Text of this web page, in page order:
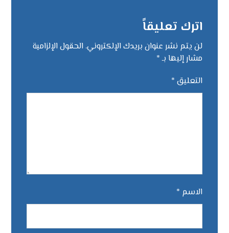
اترك تعليقاً
لن يتم نشر عنوان بريدك الإلكتروني. الحقول الإلزامية
مشار إليها بـ*
التعليق *
الاسم *